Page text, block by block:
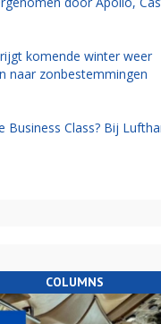
komende winter weer
naar zonbestemmingen
Business Class? Bij
COLUMNS